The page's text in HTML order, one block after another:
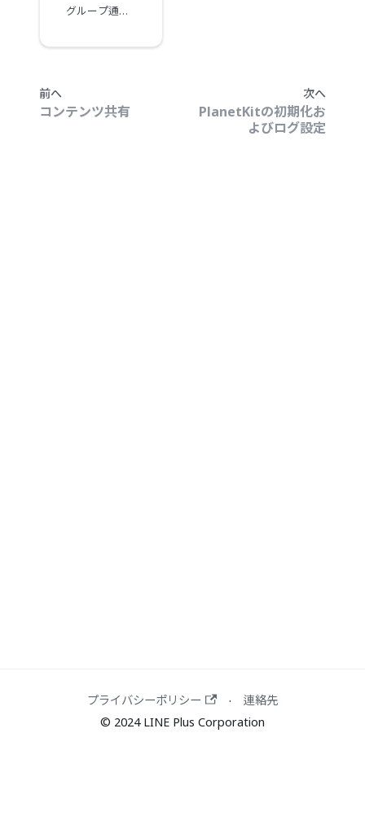
グループ通話（カンファレンス）で画面を共有するサンプルコードです。
前へ
コンテンツ共有
次へ
PlanetKitの初期化お
よびログ設定
プライバシーポリシー ·
連絡先
© 2024 LINE Plus Corporation